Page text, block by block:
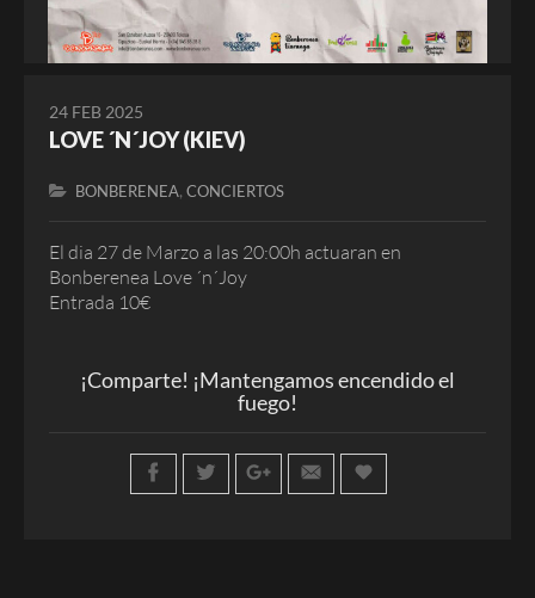
24 FEB 2025
LOVE ´N´JOY (KIEV)
BONBERENEA, CONCIERTOS
El dia 27 de Marzo a las 20:00h actuaran en
Bonberenea Love ´n´Joy
Entrada 10€
¡Comparte! ¡Mantengamos encendido el
fuego!